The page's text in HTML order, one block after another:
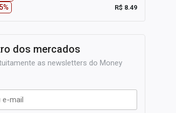
R$ 8.49
dos mercados
as newsletters do Money